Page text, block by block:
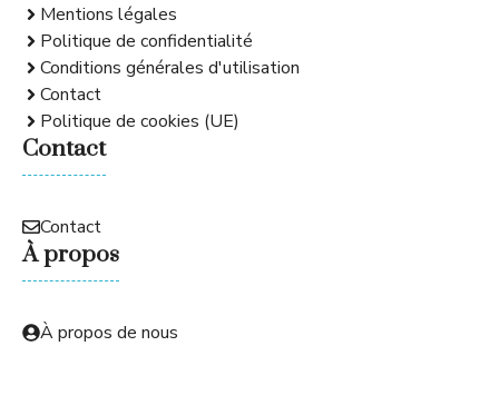
Mentions légales
Politique de confidentialité
Conditions générales d'utilisation
Contact
Politique de cookies (UE)
Contact
Contact
À propos
À propos de nous